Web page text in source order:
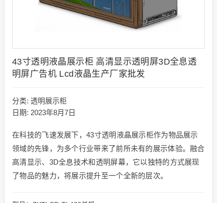
43寸透明液晶展示柜 高清显示透明屏3D全息透
明屏广告机 Lcd液晶生产厂家批发
分类: 透明展示柜
日期: 2023年8月7日
在科技的飞速发展下，43寸透明液晶展示柜作为物品展示
领域的先锋，为多个行业带来了前所未有的展示体验。融合
高清显示、3D全息技术和透明屏幕，它以独特的方式展现
了物品的魅力，将展示提升至一个全新的层次。